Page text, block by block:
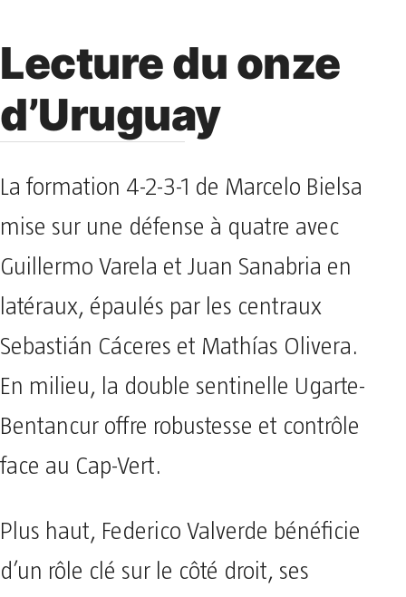
Lecture du onze
d’Uruguay
La formation 4-2-3-1 de Marcelo Bielsa
mise sur une défense à quatre avec
Guillermo Varela et Juan Sanabria en
latéraux, épaulés par les centraux
Sebastián Cáceres et Mathías Olivera.
En milieu, la double sentinelle Ugarte-
Bentancur offre robustesse et contrôle
face au Cap-Vert.
Plus haut, Federico Valverde bénéficie
d’un rôle clé sur le côté droit, ses